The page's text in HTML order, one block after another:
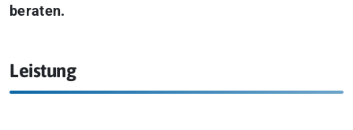
beraten.
Leistung